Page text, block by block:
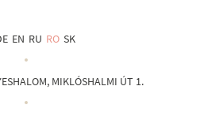
EN RU RO SK
MIKLÓSHALMI ÚT 1.